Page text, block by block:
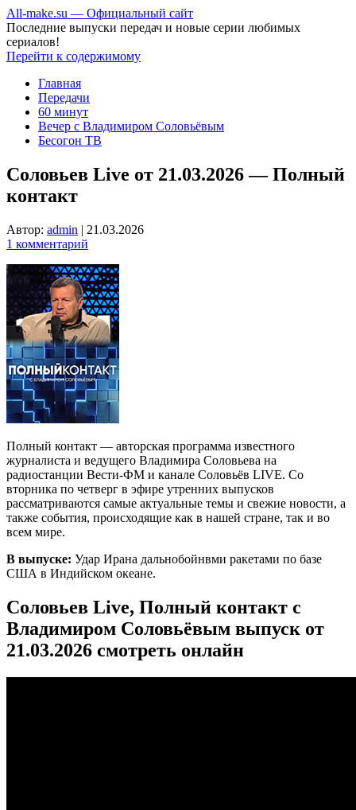
All-make.su — Официальный сайт
Последние выпуски передач и новые серии любимых
сериалов!
Перейти к содержимому
Главная
Передачи
60 минут
Вечер с Владимиром Соловьёвым
Бесогон ТВ
Соловьев Live от 21.03.2026 — Полный
контакт
Автор: admin | 21.03.2026
1 комментарий
Полный контакт — авторская программа известного
журналиста и ведущего Владимира Соловьева на
радиостанции Вести-ФМ и канале Соловьёв LIVE. Со
вторника по четверг в эфире утренних выпусков
рассматриваются самые актуальные темы и свежие новости, а
также события, происходящие как в нашей стране, так и во
всем мире.
В выпуске: Удар Ирана дальнобойнвми ракетами по базе
США в Индийском океане.
Соловьев Live, Полный контакт с
Владимиром Соловьёвым выпуск от
21.03.2026 смотреть онлайн